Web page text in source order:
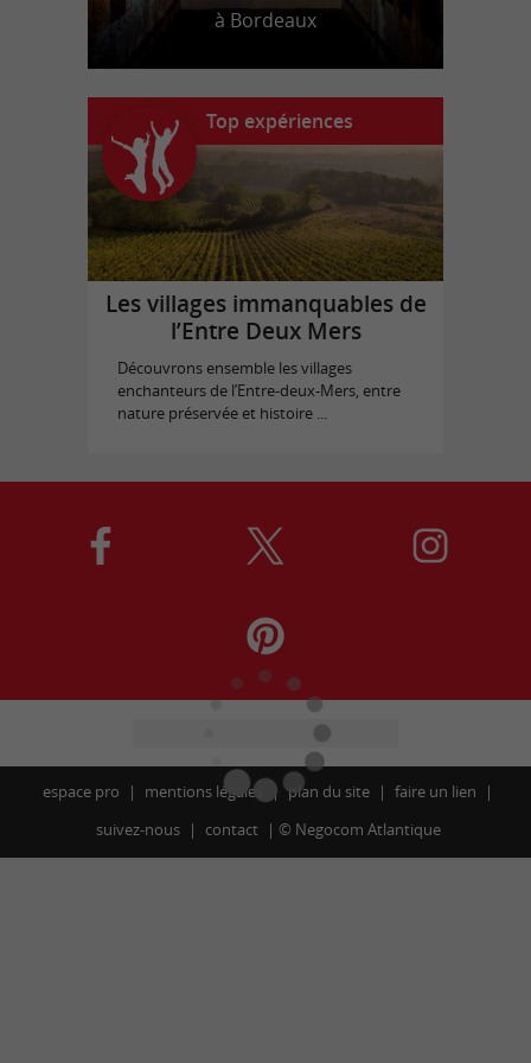
à Bordeaux
Top expériences
Les villages immanquables de
l’Entre Deux Mers
Découvrons ensemble les villages
enchanteurs de l’Entre-deux-Mers, entre
nature préservée et histoire ...
espace pro mentions légales plan du site
faire un lien
suivez-nous
contact © Negocom Atlantique